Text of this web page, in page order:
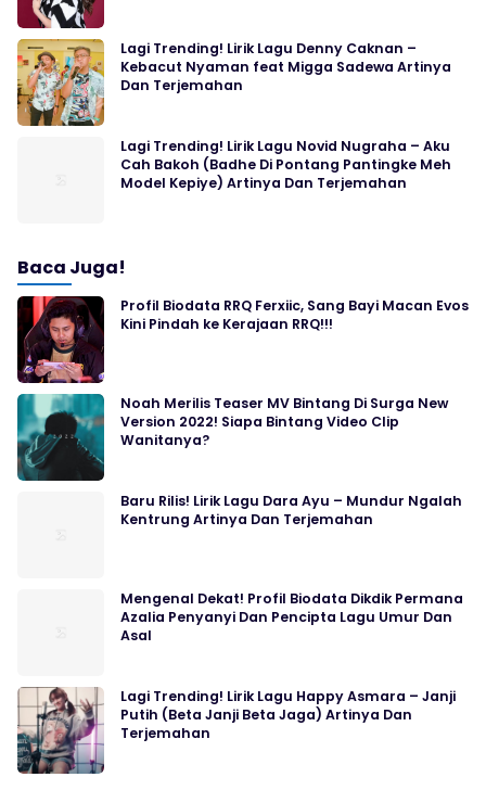
Lagi Trending! Lirik Lagu Denny Caknan –
Kebacut Nyaman feat Migga Sadewa Artinya
Dan Terjemahan
Lagi Trending! Lirik Lagu Novid Nugraha – Aku
Cah Bakoh (Badhe Di Pontang Pantingke Meh
Model Kepiye) Artinya Dan Terjemahan
Baca Juga!
Profil Biodata RRQ Ferxiic, Sang Bayi Macan Evos
Kini Pindah ke Kerajaan RRQ!!!
Noah Merilis Teaser MV Bintang Di Surga New
Version 2022! Siapa Bintang Video Clip
Wanitanya?
Baru Rilis! Lirik Lagu Dara Ayu – Mundur Ngalah
Kentrung Artinya Dan Terjemahan
Mengenal Dekat! Profil Biodata Dikdik Permana
Azalia Penyanyi Dan Pencipta Lagu Umur Dan
Asal
Lagi Trending! Lirik Lagu Happy Asmara – Janji
Putih (Beta Janji Beta Jaga) Artinya Dan
Terjemahan